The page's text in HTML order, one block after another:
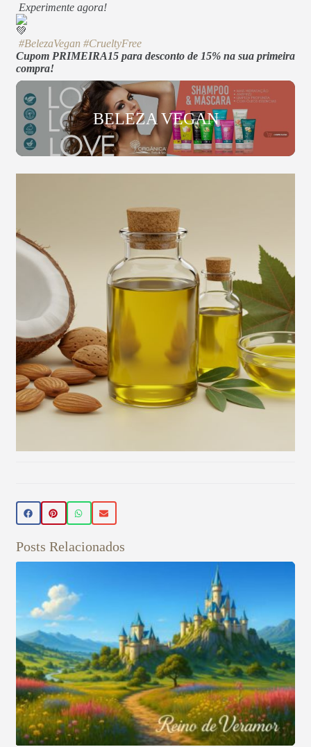
Experimente agora!
#BelezaVegan #CrueltyFree
Cupom PRIMEIRA15 para desconto de 15% na sua primeira
compra!
BELEZA VEGAN
🌿 Realce sua beleza de forma natural!
Conheça nossos produtos de beleza
veganos 💚 Use o cupom PRIMEIRA15 e
ganhe 15% OFF na sua primeira compra!
Aproveite! ✨
Posts Relacionados